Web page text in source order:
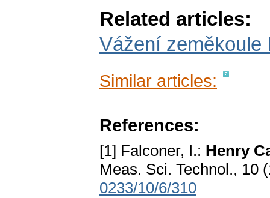
Related articles:
Vážení zeměkoule
Similar articles:
References:
[1] Falconer, I.: Henry
Meas. Sci. Technol., 10
0233/10/6/310